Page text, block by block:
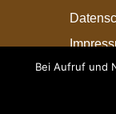
Bei Aufruf und